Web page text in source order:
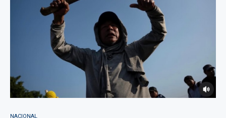
NACIONAL